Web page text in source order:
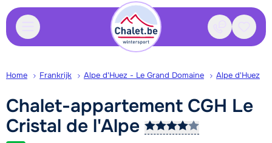
Contact
Home Frankrijk Alpe d'Huez - Le Grand Domaine Alpe d'Huez
Chalet-appartement CGH Le
Cristal de l'Alpe